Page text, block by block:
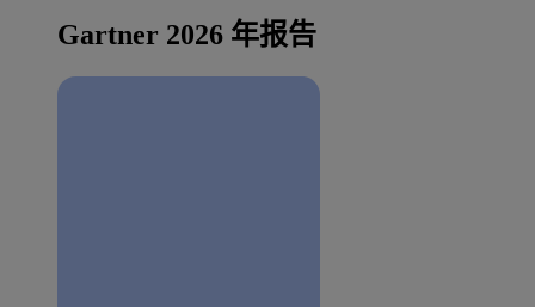
Gartner 2026 年报告